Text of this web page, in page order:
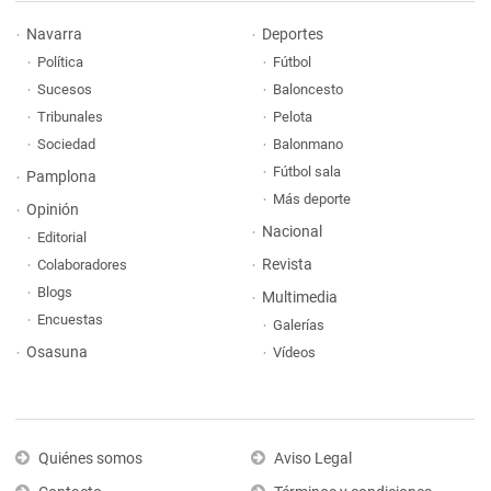
Navarra
Política
Sucesos
Tribunales
Sociedad
Pamplona
Opinión
Editorial
Colaboradores
Blogs
Encuestas
Osasuna
Deportes
Fútbol
Baloncesto
Pelota
Balonmano
Fútbol sala
Más deporte
Nacional
Revista
Multimedia
Galerías
Vídeos
Quiénes somos
Aviso Legal